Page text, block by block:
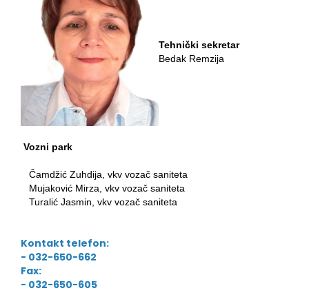
Tehnički sekretar
Bedak Remzija
Vozni park
Čamdžić Zuhdija, vkv vozač saniteta
Mujaković Mirza, vkv vozač saniteta
Turalić Jasmin, vkv vozač saniteta
Kontakt telefon:
- 032-650-662
Fax:
- 032-650-605